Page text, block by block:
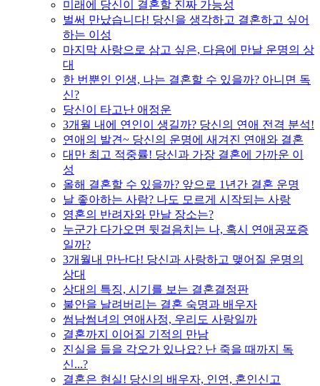
미래에 당신이 결혼할 진짜 가능성
벌써 만났습니다! 당신을 생각하고 결혼하고 싶어
하는 이성
마지막 사랑으로 삼고 싶은, 다음에 만날 운명의 상
대
한 번뿐인 인생, 나는 결혼할 수 있을까? 아니면 독
신?
당신이 타고난 애정운
3개월 내에 연인이 생길까? 당신의 연애 전격 분석!
연애의 발견~ 당신의 운명에 새겨진 연애와 결혼
대만 최고 적중률! 당신과 가장 결혼에 가까운 이
성
올해 결혼할 수 있을까? 앞으로 1년간 결혼 운명
날 좋아하는 사람? 나도 모르게 시작되는 사랑
영혼의 반려자와 만날 장소는?
누군가 다가오면 뒷걸음치는 나, 혹시 연애공포증
일까?
3개월내 만난다! 당신과 사랑하고 맺어질 운명의
상대
상대의 특징, 시기를 보는 결혼결정판
불안을 날려버리는 결혼 숙명과 배우자
썸남썸녀의 연애사정, 우리도 사랑일까
결혼까지 이어질 기적의 만남
진실을 들을 각오가 있나요? 난 죽을 때까지 독
신...?
결혼은 현실! 당신의 배우자, 인연, 혼인신고